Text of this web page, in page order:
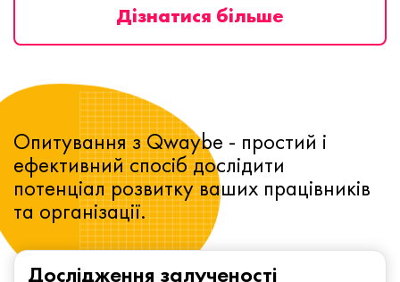
Дізнатися більше
Дослідження залученості
Опитування з Qwaybe - простий і
ефективний спосіб дослідити
потенціал розвитку ваших працівників
та організації.